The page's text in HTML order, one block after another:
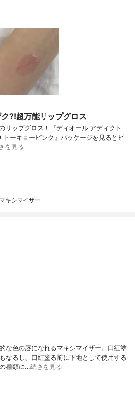
⁈超万能リップグロス
リップグロス！『ディオール アディクト
トーキョーピンク』パッケージを見るとピ
を見る
キシマイザー
な色の唇になれるマキシマイザー。口紅塗
なるし、口紅塗る前に下地として使用する
種類に…続きを見る